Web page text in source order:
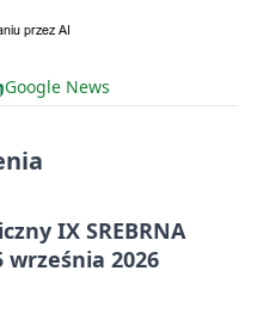
Google News
IX SREBRNA
września 2026